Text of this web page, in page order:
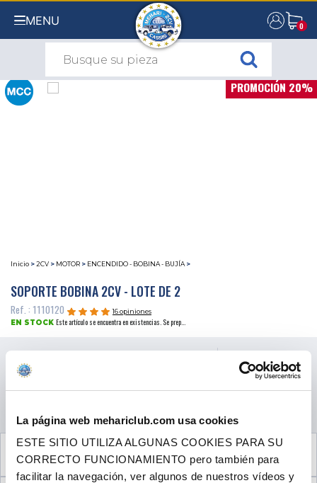
La página web mehariclub.com usa cookies
ESTE SITIO UTILIZA ALGUNAS COOKIES PARA SU
CORRECTO FUNCIONAMIENTO pero también para
facilitar la navegación, ver algunos de nuestros vídeos y
MENU 0
0
PROMOCIÓN 20%
Inicio >2CV > MOTOR > ENCENDIDO - BOBINA - BUJÍA >
SOPORTE BOBINA 2CV - LOTE DE 2
Ref. : 1110120
16 opiniones
EN STOCK Este artículo se encuentra en existencias. Se prep...
Precio al público 7.90 €
Precio promocional CANTIDAD
VER EL PRODUCTO COMPLEMENTARIO
NECESARIO PARA EL MONTAJE